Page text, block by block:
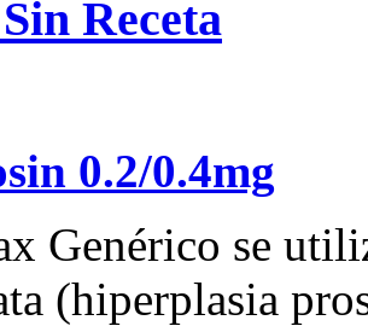
Receta
0.2/0.4mg
Genérico se
(hiperplasia